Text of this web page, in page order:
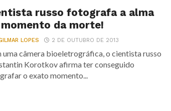
russo fotografa a alma
da morte!
LOPES 2 DE OUTUBRO DE 2013
uma câmera bioeletrográfica, o cientista russo
Korotkov afirma ter conseguido
o exato momento...